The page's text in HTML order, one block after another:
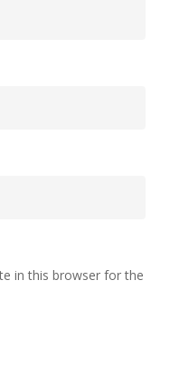
in this browser for the